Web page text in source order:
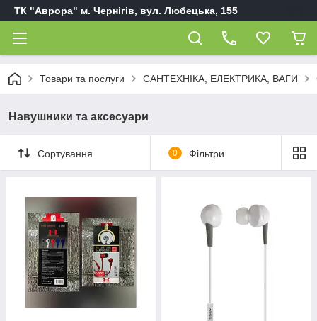
ТК "Аврора" м. Чернігів, вул. Любецька, 155
Товари та послуги САНТЕХНІКА, ЕЛЕКТРИКА, ВАГИ
Навушники та аксесуари
Сортування 0 Фільтри